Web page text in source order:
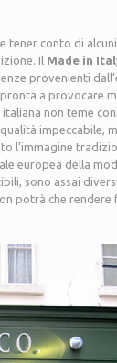
tener conto di
Il Made in
provenienti
a provocare
non teme
impeccabile,
l’immagine
europea della
sono assai
potrà che rendere